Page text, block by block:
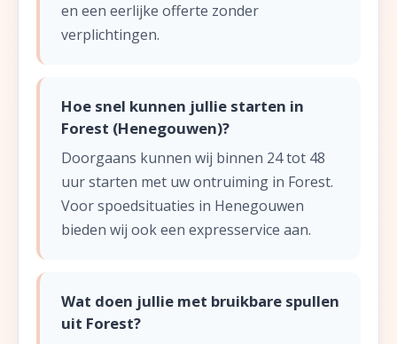
en een eerlijke offerte zonder
verplichtingen.
Hoe snel kunnen jullie starten in
Forest (Henegouwen)?
Doorgaans kunnen wij binnen 24 tot 48
uur starten met uw ontruiming in Forest.
Voor spoedsituaties in Henegouwen
bieden wij ook een expresservice aan.
Wat doen jullie met bruikbare spullen
uit Forest?